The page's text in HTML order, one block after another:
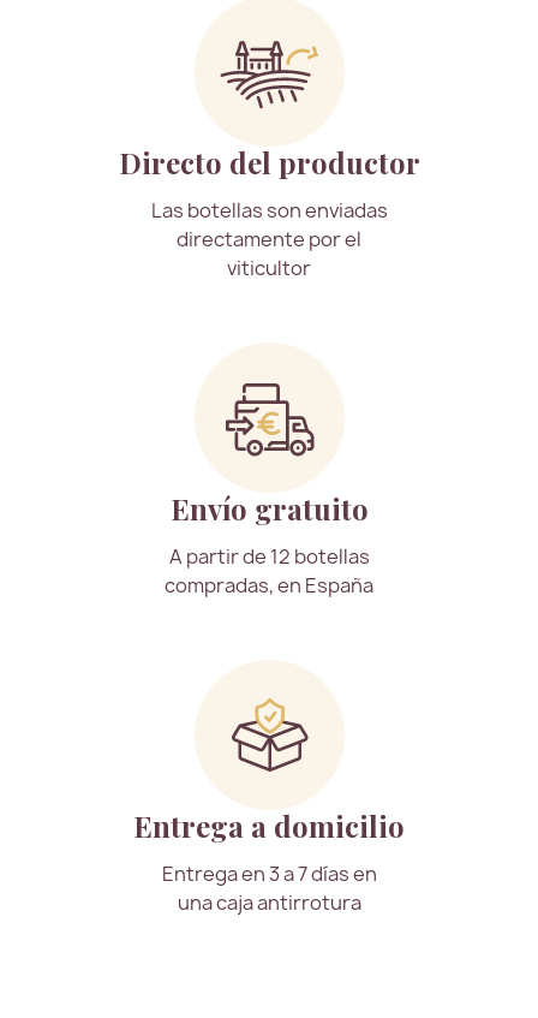
Directo del productor
Las botellas son enviadas
directamente por el
viticultor
Envío gratuito
A partir de 12 botellas
compradas, en España
Entrega a domicilio
Entrega en 3 a 7 días en
una caja antirrotura